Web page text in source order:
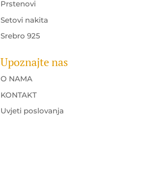
Prstenovi
Setovi nakita
Srebro 925
Upoznajte nas
O NAMA
KONTAKT
Uvjeti poslovanja